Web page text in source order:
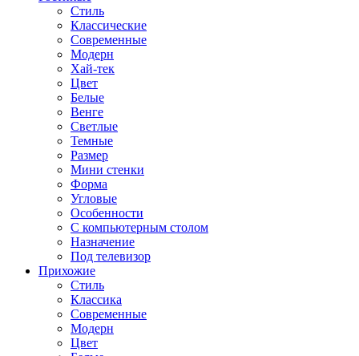
Стиль
Классические
Современные
Модерн
Хай-тек
Цвет
Белые
Венге
Светлые
Темные
Размер
Мини стенки
Форма
Угловые
Особенности
С компьютерным столом
Назначение
Под телевизор
Прихожие
Стиль
Классика
Современные
Модерн
Цвет